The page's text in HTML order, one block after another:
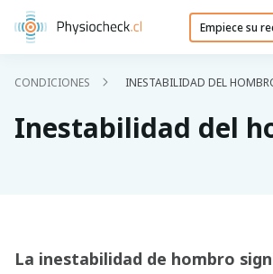
Empiece su
CONDICIONES INESTABILIDAD DEL
Inestabilidad del
La inestabilidad de hombro